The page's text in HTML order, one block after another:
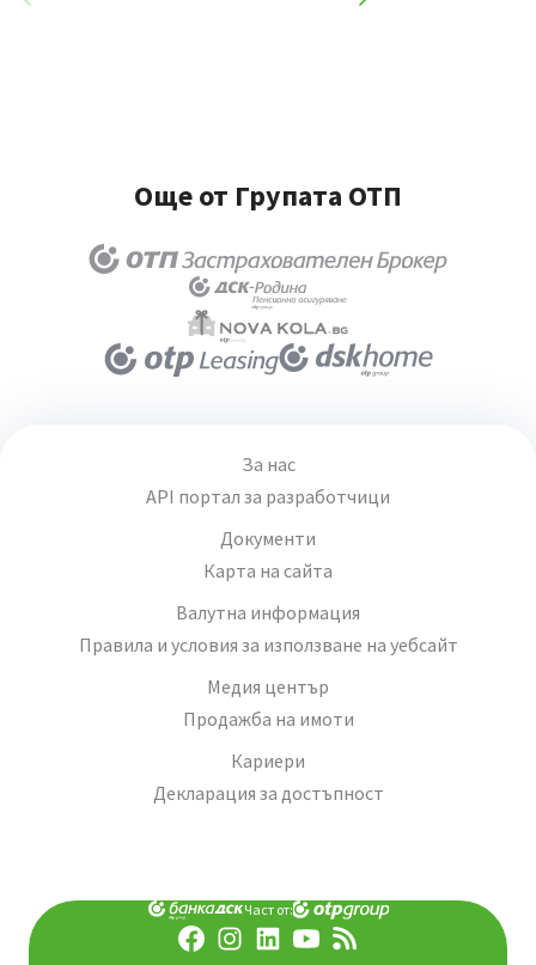
Още от Групата ОТП
За нас
API портал за разработчици
Документи
Карта на сайта
Валутна информация
Правила и условия за използване на уебсайт
Медия център
Продажба на имоти
Кариери
Декларация за достъпност
Част от: